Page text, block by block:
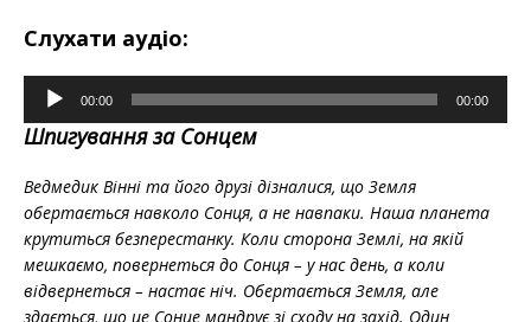
Слухати аудіо:
Аудіопрогравач
00:00 00:00
Шпигування за Сонцем
Ведмедик Вінні та його друзі дізналися, що Земля
обертається навколо Сонця, а не навпаки. Наша планета
крутиться безперестанку. Коли сторона Землі, на якій
мешкаємо, повернеться до Сонця – у нас день, а коли
відвернеться – настає ніч. Обертається Земля, але
здається, що це Сонце мандрує зі сходу на захід. Один